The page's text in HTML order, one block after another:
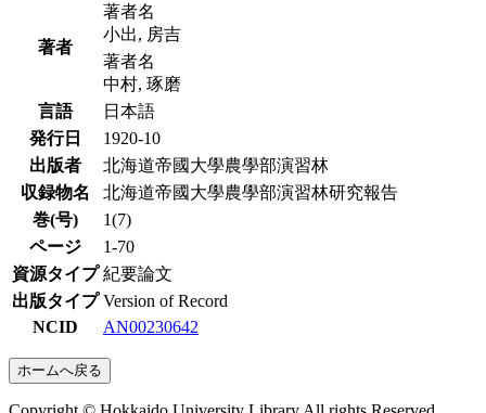
著者
著者名
小出, 房吉
著者名
中村, 琢磨
言語
日本語
発行日
1920-10
出版者
北海道帝國大學農學部演習林
収録物名
北海道帝國大學農學部演習林研究報告
巻(号)
1(7)
ページ
1-70
資源タイプ 紀要論文
出版タイプ Version of Record
NCID
AN00230642
ホームへ戻る